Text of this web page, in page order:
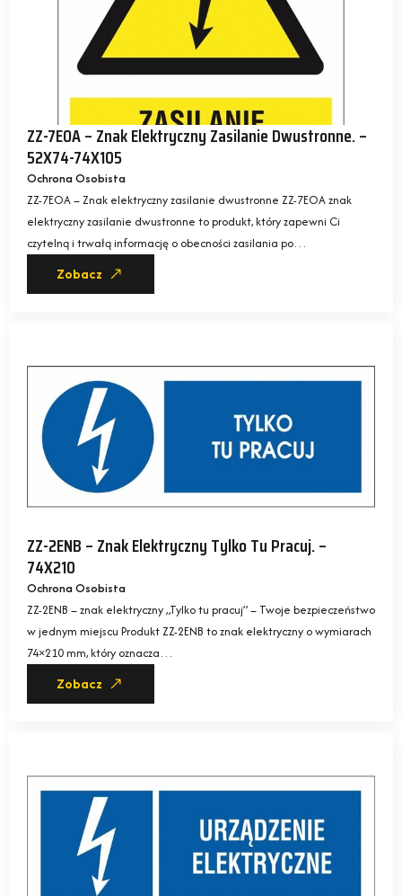
ZZ-7EOA – Znak Elektryczny Zasilanie Dwustronne. –
52X74-74X105
Ochrona Osobista
ZZ-7EOA – Znak elektryczny zasilanie dwustronne ZZ-7EOA znak
elektryczny zasilanie dwustronne to produkt, który zapewni Ci
czytelną i trwałą informację o obecności zasilania po…
Zobacz
ZZ-2ENB – Znak Elektryczny Tylko Tu Pracuj. –
74X210
Ochrona Osobista
ZZ-2ENB – znak elektryczny „Tylko tu pracuj” – Twoje bezpieczeństwo
w jednym miejscu Produkt ZZ-2ENB to znak elektryczny o wymiarach
74×210 mm, który oznacza…
Zobacz